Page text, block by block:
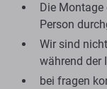
Die
Person
Wir sind
während der
bei fragen